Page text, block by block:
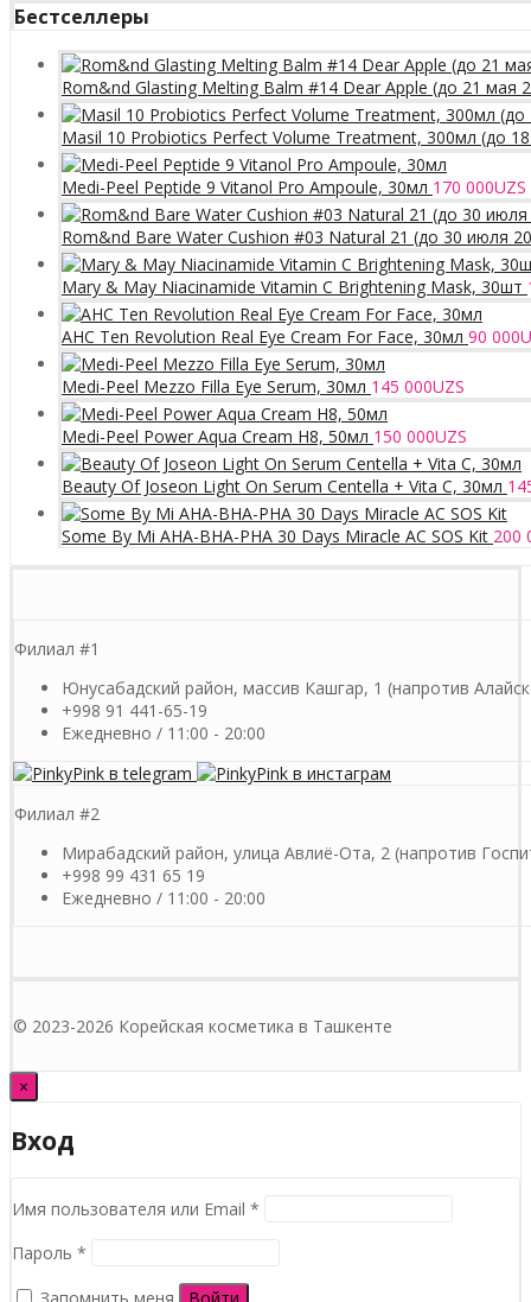
Бестселлеры
Rom&nd Glasting Melting Balm #14 Dear Apple (до 21 мая
Masil 10 Probiotics Perfect Volume Treatment, 300мл (до
Medi-Peel Peptide 9 Vitanol Pro Ampoule, 30мл 170 000UZS
Rom&nd Bare Water Cushion #03 Natural 21 (до 30 июля
Mary & May Niacinamide Vitamin C Brightening Mask, 30шт
AHC Ten Revolution Real Eye Cream For Face, 30мл 90 000
Medi-Peel Mezzo Filla Eye Serum, 30мл 145 000UZS
Medi-Peel Power Aqua Cream H8, 50мл 150 000UZS
Beauty Of Joseon Light On Serum Centella + Vita C, 30мл
Some By Mi AHA-BHA-PHA 30 Days Miracle AC SOS Kit 200
Филиал #1
Юнусабадский район, массив Кашгар, 1 (напротив
+998 91 441-65-19
Ежедневно / 11:00 - 20:00
Филиал #2
Мирабадский район, улица Авлиё-Ота, 2 (напротив
+998 99 431 65 19
Ежедневно / 11:00 - 20:00
© 2023-2026 Корейская косметика в Ташкенте
×
Вход
Имя пользователя или Email *
Пароль *